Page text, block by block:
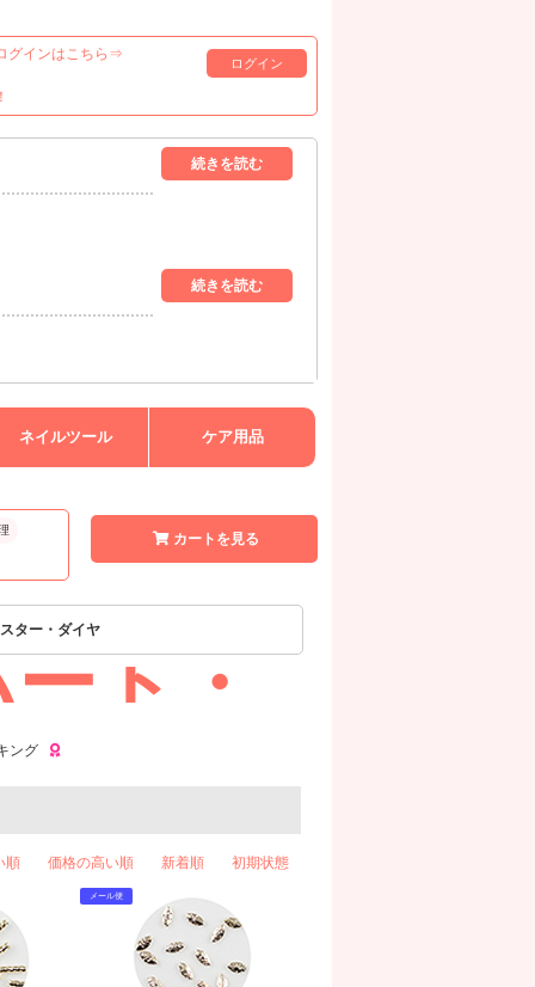
グインはこちら⇒
ログイン
ネイルツール ケア用品
カートを見る
ター・ダイヤ
ト・
ング
順 価格の高い順 新着順 初期状態
メール便